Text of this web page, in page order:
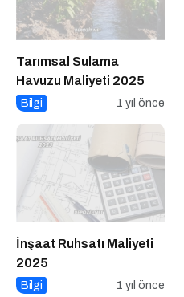
Tarımsal Sulama
Havuzu Maliyeti 2025
Bilgi 1 yıl önce
İnşaat Ruhsatı Maliyeti
2025
Bilgi 1 yıl önce